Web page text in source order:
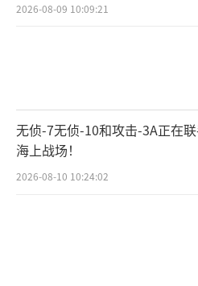
2026-08-09 10:09:21
无侦-7无侦-10和攻击-3A正在
海上战场！
2026-08-10 10:24:02